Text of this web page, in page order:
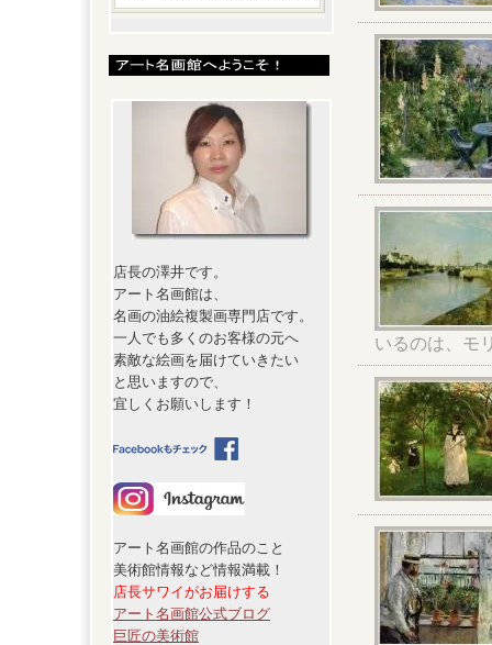
店長の澤井です。
アート名画館は、
名画の油絵複製画専門店です。
一人でも多くのお客様の元へ
素敵な絵画を届けていきたい
と思いますので、
宜しくお願いします！
アート名画館の作品のこと
美術館情報など情報満載！
店長サワイがお届けする
アート名画館公式ブログ
巨匠の美術館
いるのは、モ